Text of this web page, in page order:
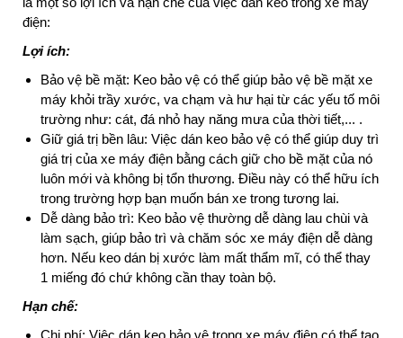
điện:
Lợi ích:
Bảo vệ bề mặt: Keo bảo vệ có thể giúp bảo vệ bề mặt xe
máy khỏi trầy xước, va chạm và hư hại từ các yếu tố môi
trường như: cát, đá nhỏ hay năng mưa của thời tiết,... .
Giữ giá trị bền lâu: Việc dán keo bảo vệ có thể giúp duy trì
giá trị của xe máy điện bằng cách giữ cho bề mặt của nó
luôn mới và không bị tổn thương. Điều này có thể hữu ích
trong trường hợp bạn muốn bán xe trong tương lai.
Dễ dàng bảo trì: Keo bảo vệ thường dễ dàng lau chùi và
làm sạch, giúp bảo trì và chăm sóc xe máy điện dễ dàng
hơn. Nếu keo dán bị xước làm mất thẩm mĩ, có thể thay
1 miếng đó chứ không cần thay toàn bộ.
Hạn chế:
Chi phí: Việc dán keo bảo vệ trong xe máy điện có thể tạo